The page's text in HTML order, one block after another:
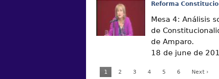
Reforma
Mesa 4: Análisis
de
de Amparo.
18 de june de
1 2 3 4 5 6 Next ›